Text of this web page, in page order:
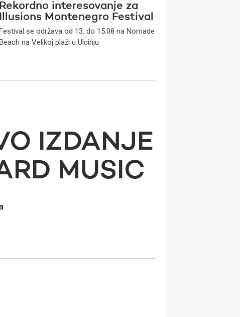
Rekordno interesovanje za
Illusions Montenegro Festival
se održava od 13. do 15.08 na Nomade
na Velikoj plaži u Ulcinju
IZDANJE
MUSIC